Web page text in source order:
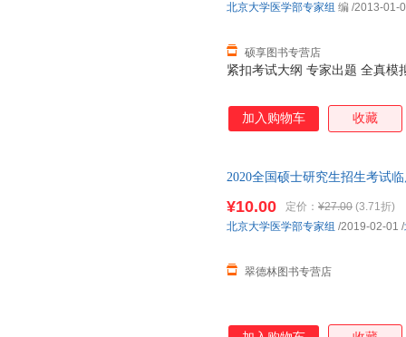
紧扣考试大纲 专家出题 全真模
硕享图书专营店
北京大学医学部专家组 编 /2013-01-
加入购物车 收藏
2020全国硕士研究生招生考试
秒杀，欢迎选购！
¥10.00 定价： ¥27.00 (3.71折)
翠德林图书专营店
北京大学医学部专家组 /2019-02-01 /